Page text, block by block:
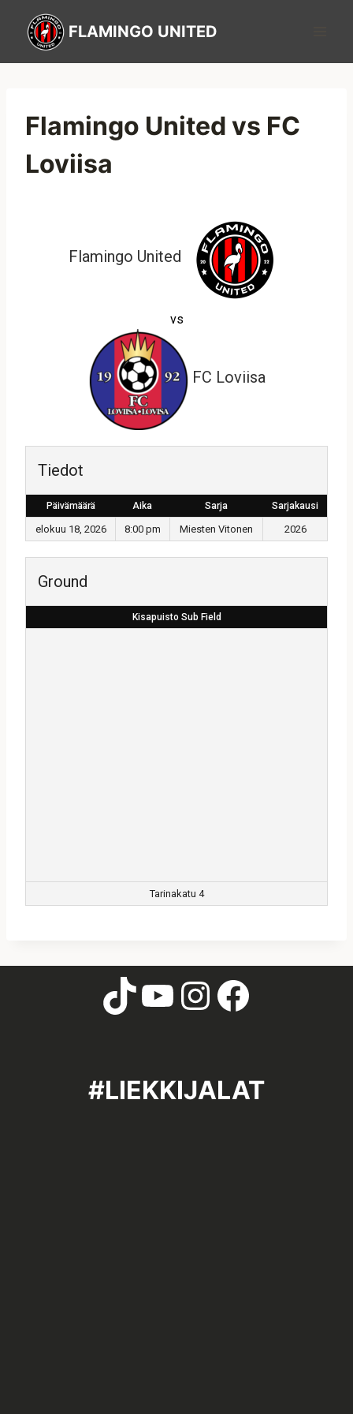
FLAMINGO UNITED
Flamingo United vs FC
Loviisa
Flamingo United
vs
FC Loviisa
Tiedot
Päivämäärä Aika Sarja Sarjakausi
elokuu 18, 2026 8:00 pm Miesten Vitonen 2026
Ground
Kisapuisto Sub Field
Tarinakatu 4
#LIEKKIJALAT